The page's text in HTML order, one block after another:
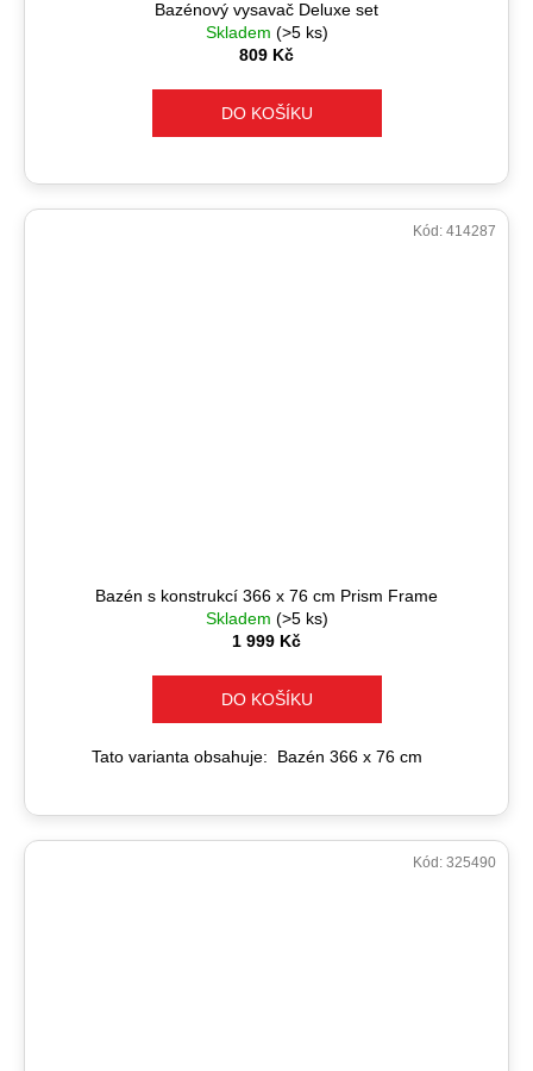
Bazénový vysavač Deluxe set
Skladem (>5 ks)
809 Kč
DO KOŠÍKU
Bazén s konstrukcí 366 x 76 cm Prism Frame
Skladem (>5 ks)
1 999 Kč
DO KOŠÍKU
Tato varianta obsahuje: Bazén 366 x 76 cm
Kód: 414287
Kód: 325490